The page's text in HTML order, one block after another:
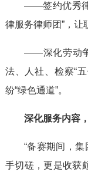
——签约优秀律
律服务律师团”，让
——深化劳动
法、人社、检察“
纷“绿色通道”。
深化服务内容
“备赛期间，
手切磋，更是收获